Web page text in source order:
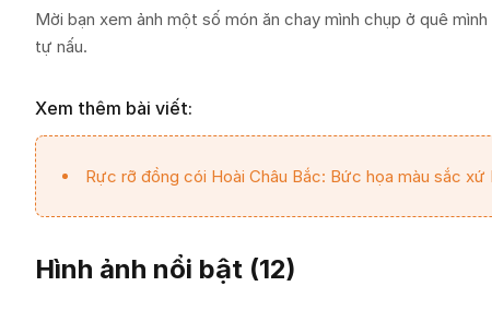
Mời bạn xem ảnh một số món ăn chay mình chụp ở quê
tự nấu.
Xem thêm bài viết:
Rực rỡ đồng cói Hoài Châu Bắc: Bức họa màu sắc xứ
Hình ảnh nổi bật (12)